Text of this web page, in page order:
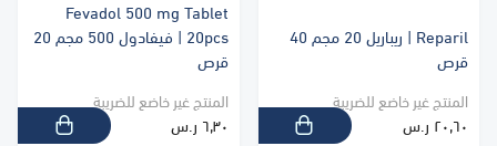
Reparil | ريباريل 20 مجم 40
قرص
المنتج غير خاضع للضريبة
٢٠٫٦٠ ر.س
Fevadol 500 mg Tablet
20pcs | فيفادول 500 مجم 20
قرص
المنتج غير خاضع للضريبة
٦٫٣٠ ر.س